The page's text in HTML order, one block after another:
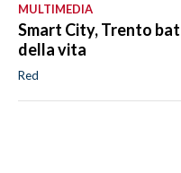
MULTIMEDIA
Smart City, Trento
della vita
Red